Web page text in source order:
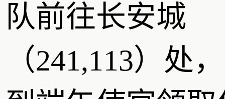
队前往长安城
（241,113）处